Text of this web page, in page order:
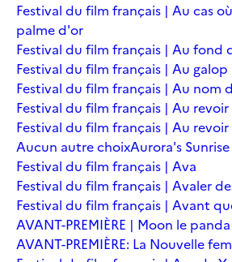
Festival du film français | Au cas
palme d'or
Festival du film français | Au fond
Festival du film français | Au galop
Festival du film français | Au nom
Festival du film français | Au
Festival du film français | Au
Aucun autre choixAurora's Sunrise
Festival du film français | Ava
Festival du film français | Avaler
Festival du film français | Avant
AVANT-PREMIÈRE | Moon le
AVANT-PREMIÈRE: La Nouvelle